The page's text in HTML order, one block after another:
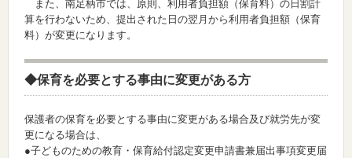
また、南足柄市では、原則、利用者負担額（保育料）の日割計
算を行わないため、提出された日の翌月から利用者負担額（保育
料）が変更になります。
◆保育を必要とする事由に変更がある方
保護者の保育を必要とする事由に変更がある場合及び就労先が変
更になる場合は、
●子どものための教育・保育給付認定変更申請書兼届出事項変更届